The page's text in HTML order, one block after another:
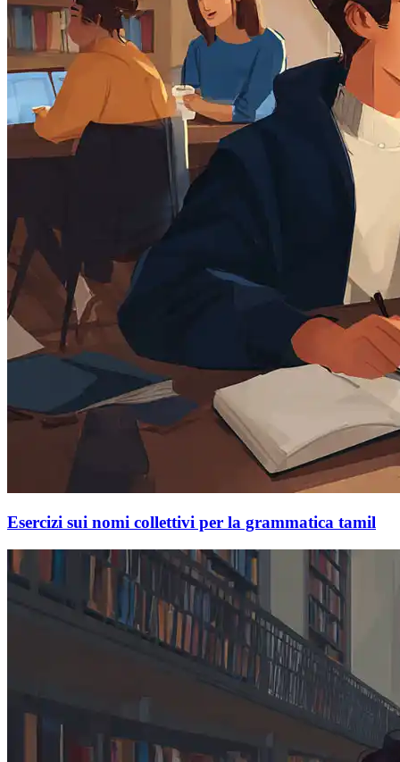
Esercizi sui nomi collettivi per la grammatica tamil